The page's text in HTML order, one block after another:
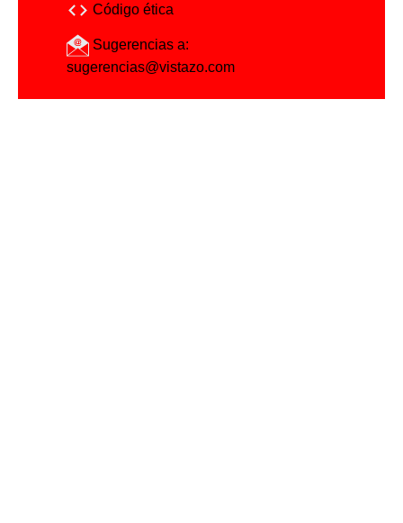
Código ética
Sugerencias a:
sugerencias@vistazo.com